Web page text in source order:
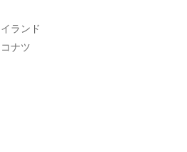
ランド
ナツ